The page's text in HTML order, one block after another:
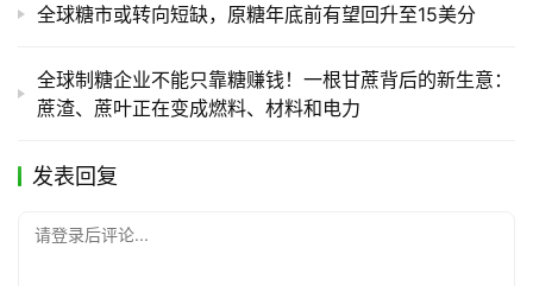
全球糖市或转向短缺，原糖年底前有望回升至15美分
全球制糖企业不能只靠糖赚钱！一根甘蔗背后的新生意：
蔗渣、蔗叶正在变成燃料、材料和电力
发表回复
请登录后评论...